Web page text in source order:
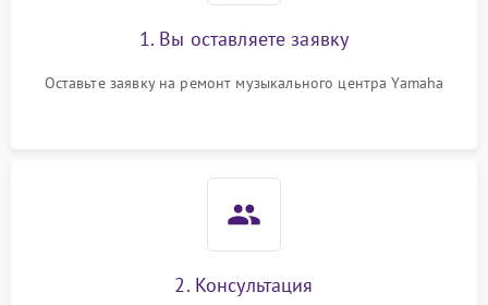
1. Вы оставляете заявку
Оставьте заявку на ремонт музыкального центра Yamaha
2. Консультация